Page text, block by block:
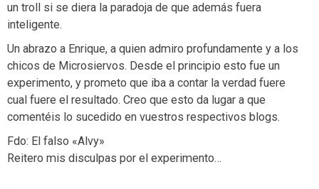
un troll si se diera la paradoja de que además fuera
inteligente.
Un abrazo a Enrique, a quien admiro profundamente y a los
chicos de Microsiervos. Desde el principio esto fue un
experimento, y prometo que iba a contar la verdad fuere
cual fuere el resultado. Creo que esto da lugar a que
comentéis lo sucedido en vuestros respectivos blogs.
Fdo: El falso «Alvy»
Reitero mis disculpas por el experimento…